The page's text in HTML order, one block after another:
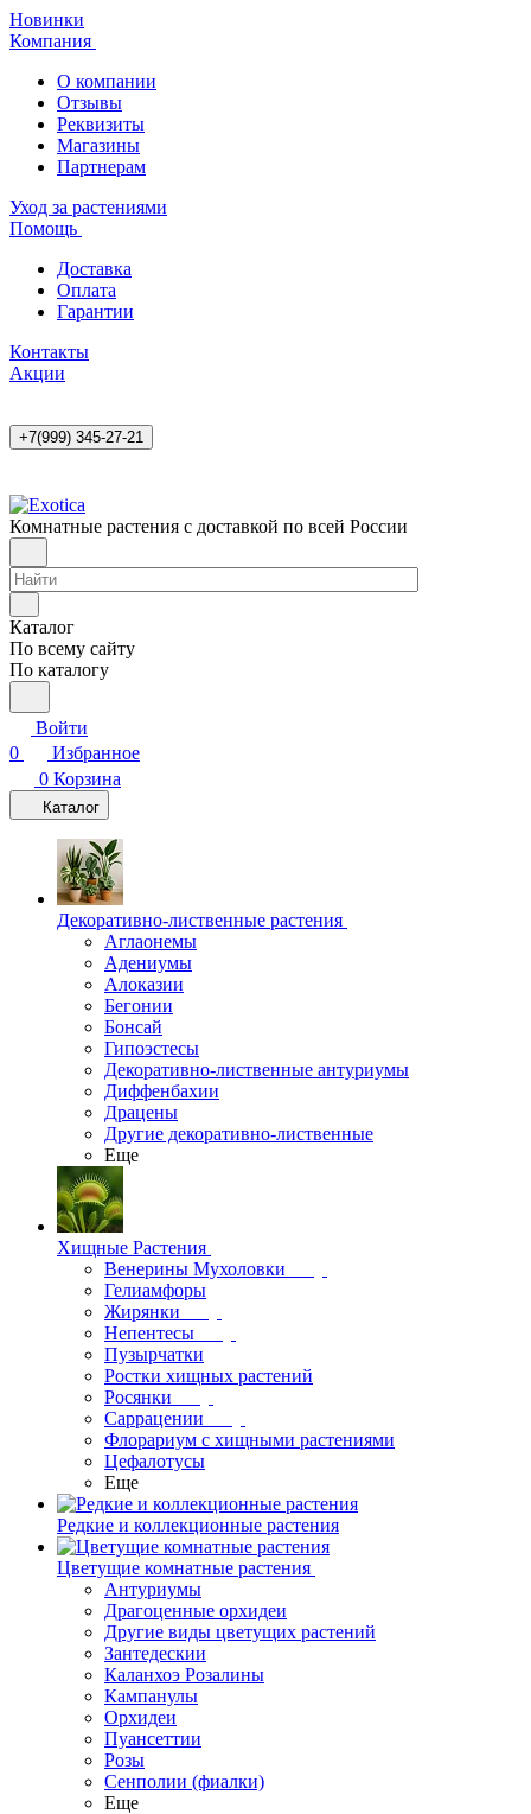
Новинки
Компания
О компании
Отзывы
Реквизиты
Магазины
Партнерам
Уход за растениями
Помощь
Доставка
Оплата
Гарантии
Контакты
Акции
+7(999) 345-27-21
Комнатные растения с доставкой по всей России
Каталог
По всему сайту
По каталогу
Войти
0
Избранное
0 Корзина
Каталог
Декоративно-лиственные растения
Аглаонемы
Адениумы
Алоказии
Бегонии
Бонсай
Гипоэстесы
Декоративно-лиственные антуриумы
Диффенбахии
Драцены
Другие декоративно-лиственные
Еще
Хищные Растения
Венерины Мухоловки
Гелиамфоры
Жирянки
Непентесы
Пузырчатки
Ростки хищных растений
Росянки
Саррацении
Флорариум с хищными растениями
Цефалотусы
Еще
Редкие и коллекционные растения
Цветущие комнатные растения
Антуриумы
Драгоценные орхидеи
Другие виды цветущих растений
Зантедескии
Каланхоэ Розалины
Кампанулы
Орхидеи
Пуансеттии
Розы
Сенполии (фиалки)
Еще